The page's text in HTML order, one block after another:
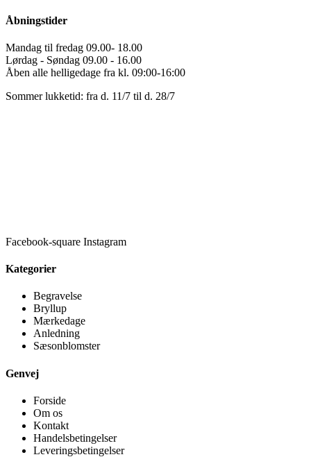
Åbningstider
Mandag til fredag 09.00- 18.00
Lørdag - Søndag 09.00 - 16.00
Åben alle helligedage fra kl. 09:00-16:00
Sommer lukketid: fra d. 11/7 til d. 28/7
Facebook-square Instagram
Kategorier
Begravelse
Bryllup
Mærkedage
Anledning
Sæsonblomster
Genvej
Forside
Om os
Kontakt
Handelsbetingelser
Leveringsbetingelser